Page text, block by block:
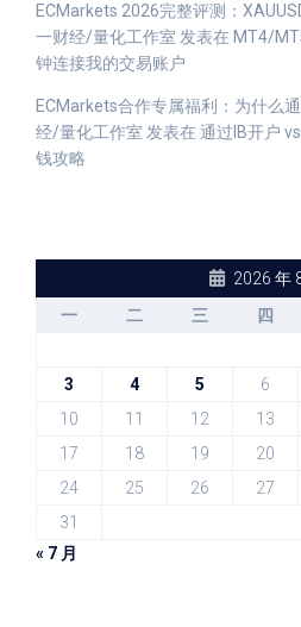
ECMarkets 2026完整评测：
一财经/量化工作室 发表在 MT4/
钟连接我的交易账户
ECMarkets合作专属福利：为什么
经/量化工作室 发表在 通过IB开户
钱攻略
2026 年
一
二 三 四
3
4 5 6
10
11 12 13
17
18 19 20
24
25 26 27
31
« 7 月